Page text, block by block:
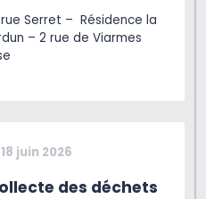
Serret – Résidence la
– 2 rue de Viarmes
18 juin 2026
des déchets